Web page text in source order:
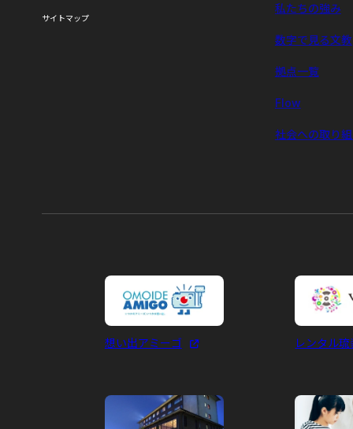
サイトマップ
私たちの強み
数字で見る文教
拠点一覧
Flow
社会への取り
想い出アミーゴ レンタル